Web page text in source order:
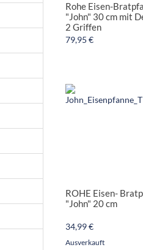
Rohe Eisen-
"John" 30 cm mit
2 Griffen
79,95 €
ROHE Eisen-
"John" 20 cm
34,99 €
Ausverkauft